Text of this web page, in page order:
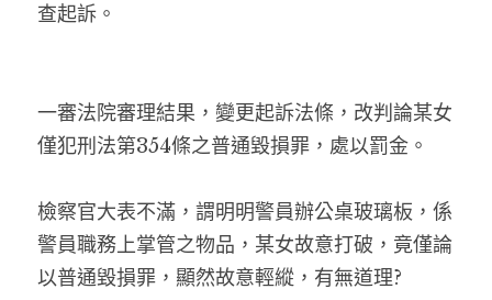
查起訴。
一審法院審理結果，變更起訴法條，改判論某女
僅犯刑法第354條之普通毀損罪，處以罰金。
檢察官大表不滿，謂明明警員辦公桌玻璃板，係
警員職務上掌管之物品，某女故意打破，竟僅論
以普通毀損罪，顯然故意輕縱，有無道理?